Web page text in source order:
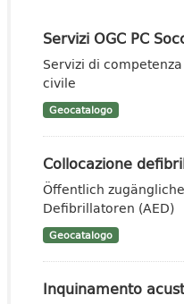
Servizi OGC PC
Servizi di
civile
Geocatalogo
Collocazione
Öffentlich
Defibrillatoren (AED)
Geocatalogo
Inquinamento